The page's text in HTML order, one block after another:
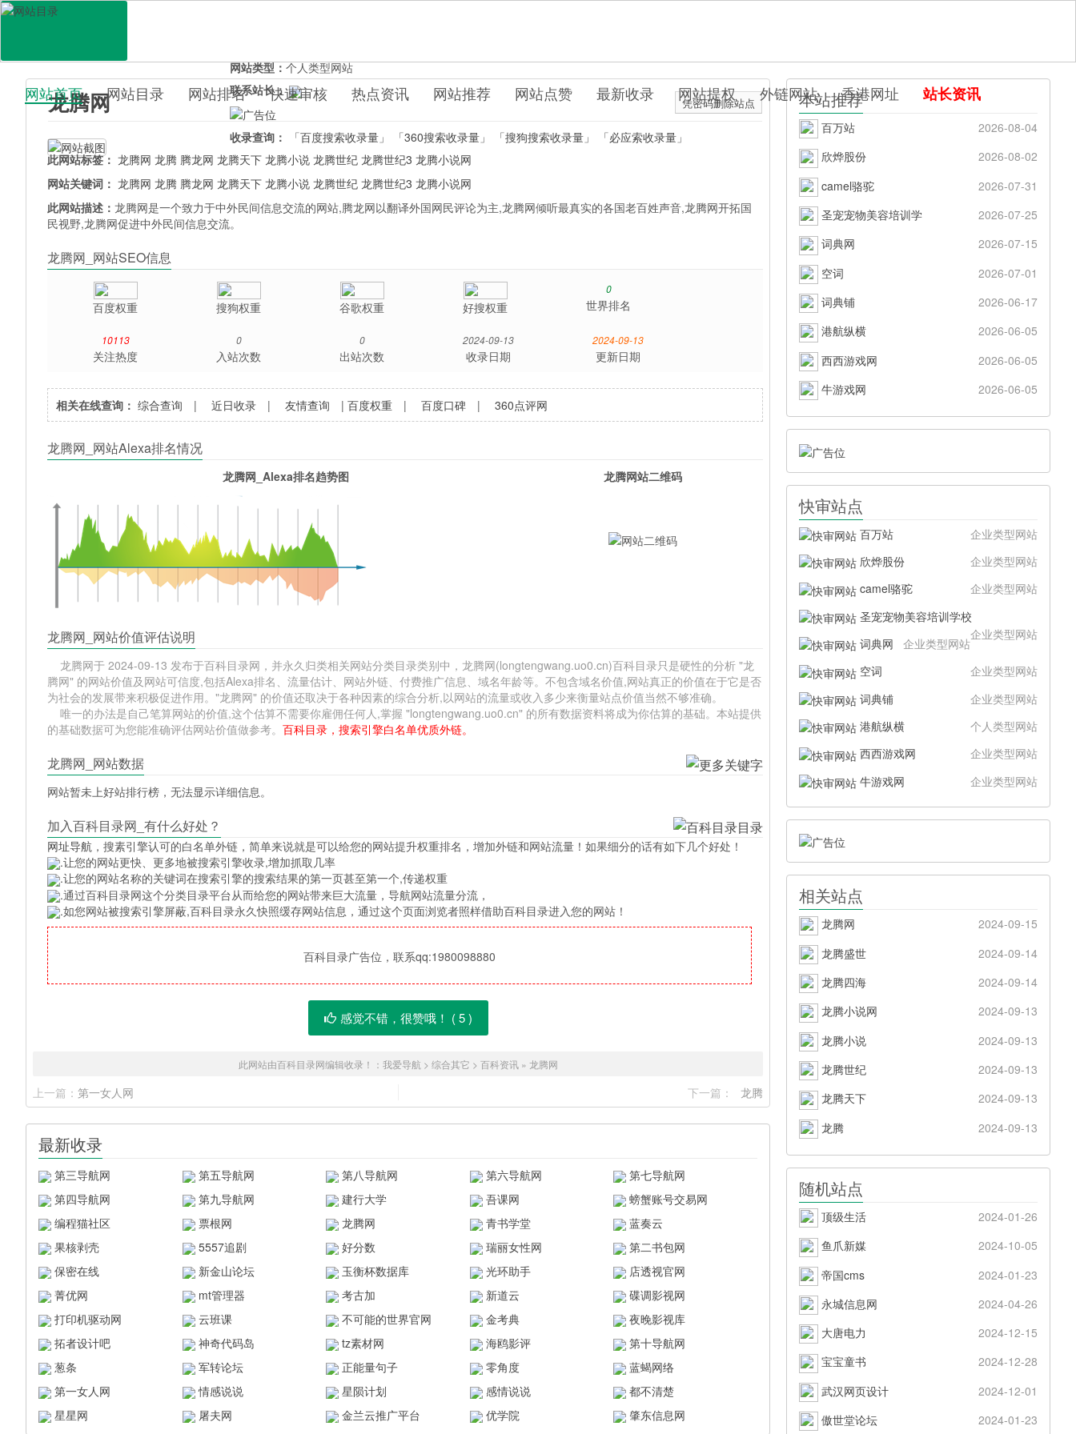
百科目录
网站首页 网站目录 网站排名 快速审核 热点资讯 网站推荐 网站点赞 最新收录 网站提权 外链网站 香港网址 站长资讯
龙腾网 凭密码删除站点
网站类型：个人类型网站
联系站长：
收录查询： 「百度搜索收录量」 「360搜索收录量」 「搜狗搜索收录量」
「必应索收录量」
此网站标签： 龙腾网 龙腾 腾龙网 龙腾天下 龙腾小说 龙腾世纪 龙腾世纪3 龙腾小说网
网站关键词： 龙腾网 龙腾 腾龙网 龙腾天下 龙腾小说 龙腾世纪 龙腾世纪3 龙腾小说网
此网站描述：龙腾网是一个致力于中外民间信息交流的网站,腾龙网以翻译外国网民评论为主,龙腾网倾听最真实的各国老百姓声音,龙腾网开拓国
民视野,龙腾网促进中外民间信息交流。
龙腾网_网站SEO信息
百度权重 搜狗权重 谷歌权重 好搜权重
0
世界排名
10113
关注热度
0
入站次数
0
出站次数
2024-09-13
收录日期
2024-09-13
更新日期
相关在线查询： 综合查询 |近日收录 |友情查询 |百度权重 |百度口碑 |360点评网
龙腾网_网站Alexa排名情况
龙腾网_Alexa排名趋势图 龙腾网站二维码
龙腾网_网站价值评估说明
龙腾网于 2024-09-13 发布于百科目录网，并永久归类相关网站分类目录类别中，龙腾网(longtengwang.uo0.cn)百科目录只是硬性的分析 "龙
腾网" 的网站价值及网站可信度,包括Alexa排名、流量估计、网站外链、付费推广信息、域名年龄等。不包含域名价值,网站真正的价值在于它是否
为社会的发展带来积极促进作用。"龙腾网" 的价值还取决于各种因素的综合分析,以网站的流量或收入多少来衡量站点价值当然不够准确。
唯一的办法是自己笔算网站的价值,这个估算不需要你雇佣任何人,掌握 "longtengwang.uo0.cn" 的所有数据资料将成为你估算的基础。本站提供
的基础数据可为您能准确评估网站价值做参考。百科目录，搜索引擎白名单优质外链。
龙腾网_网站数据
网站暂未上好站排行榜，无法显示详细信息。
加入百科目录网_有什么好处？
网址导航 ，搜素引擎认可的白名单外链，简单来说就是可以给您的网站提升权重排名，增加外链和网站流量！如果细分的话有如下几个好处！
.让您的网站更快、更多地被搜索引擎收录,增加抓取几率
.让您的网站名称的关键词在搜索引擎的搜索结果的第一页甚至第一个,传递权重
.通过百科目录网这个分类目录平台从而给您的网站带来巨大流量，导航网站流量分流，
.如您网站被搜索引擎屏蔽,百科目录永久快照缓存网站信息，通过这个页面浏览者照样借助百科目录进入您的网站！
百科目录广告位，联系qq:1980098880
感觉不错，很赞哦！ ( 5)
此网站由百科目录网编辑收录！： 我爱导航 > 综合其它 > 百科资讯» 龙腾网
上一篇： 第一女人网 下一篇： 龙腾
最新收录
第三导航网 第五导航网 第八导航网 第六导航网
第七导航网
第四导航网
第九导航网 建行大学 吾课网
螃蟹账号交易网
编程猫社区
票根网 龙腾网 青书学堂
蓝奏云
果核剥壳
5557追剧 好分数 瑞丽女性网
第二书包网
保密在线
新金山论坛 玉衡杯数据库 光环助手
店透视官网
菁优网
mt管理器 考古加 新道云
碟调影视网
打印机驱动网
云班课 不可能的世界官网 金考典
夜晚影视库
拓者设计吧
神奇代码岛 tz素材网 海鸥影评
第十导航网
葱条
军转论坛 正能量句子 零角度
蓝蝎网络
第一女人网
情感说说 星陨计划 感情说说
都不清楚
星星网
屠夫网 金兰云推广平台 优学院 肇东信息网
本站推荐
百万站
2026-08-04
欣烨股份
2026-08-02
camel骆驼
2026-07-31
圣宠宠物美容培训学
2026-07-25
词典网
2026-07-15
空词
2026-07-01
词典铺
2026-06-17
港航纵横
2026-06-05
西西游戏网
2026-06-05
牛游戏网
2026-06-05
快审站点
百万站
企业类型网站
欣烨股份
企业类型网站
camel骆驼
企业类型网站
圣宠宠物美容培训学校
企业类型网站
词典网
企业类型网站
空词
企业类型网站
词典铺
企业类型网站
港航纵横
个人类型网站
西西游戏网
企业类型网站
牛游戏网
企业类型网站
相关站点
龙腾网
2024-09-15
龙腾盛世
2024-09-14
龙腾四海
2024-09-14
龙腾小说网
2024-09-13
龙腾小说
2024-09-13
龙腾世纪
2024-09-13
龙腾天下
2024-09-13
龙腾
2024-09-13
随机站点
顶级生活
2024-01-26
鱼爪新媒
2024-10-05
帝国cms
2024-01-23
永城信息网
2024-04-26
大唐电力
2024-12-15
宝宝童书
2024-12-28
武汉网页设计
2024-12-01
傲世堂论坛
2024-01-23